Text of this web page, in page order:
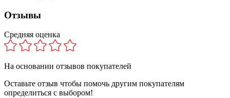
Отзывы
Средняя оценка
На основании отзывов покупателей
Оставьте отзыв чтобы помочь другим покупателям
определиться с выбором!